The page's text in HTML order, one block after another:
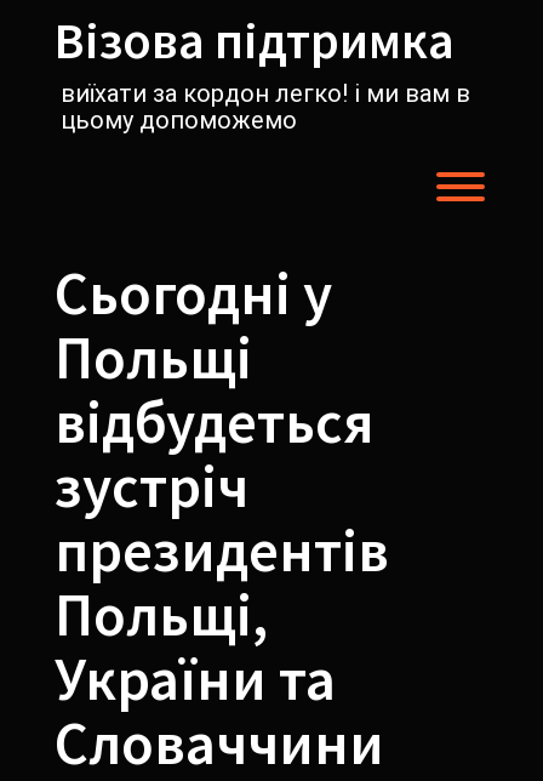
содержимомуВізова підтримка
виїхати за кордон легко! і ми вам в
цьому допоможемо
Сьогодні у
Польщі
відбудеться
зустріч
президентів
Польщі,
України та
Словаччини